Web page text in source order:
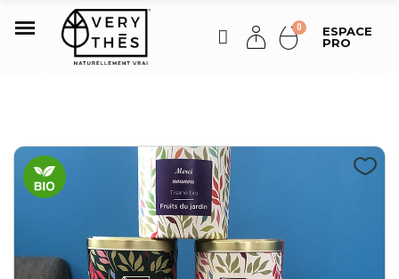
ESPACE
PRO